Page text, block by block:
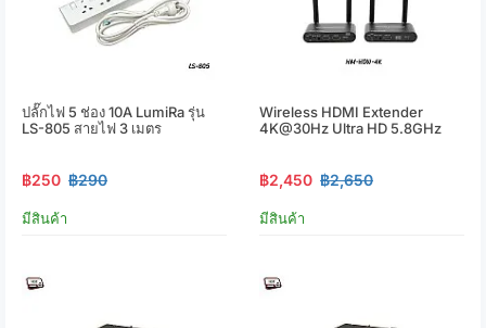
ปลั๊กไฟ 5 ช่อง 10A LumiRa รุ่น
LS-805 สายไฟ 3 เมตร
฿250 ฿290
มีสินค้า
Wireless HDMI Extender
4K@30Hz Ultra HD 5.8GHz
฿2,450 ฿2,650
มีสินค้า